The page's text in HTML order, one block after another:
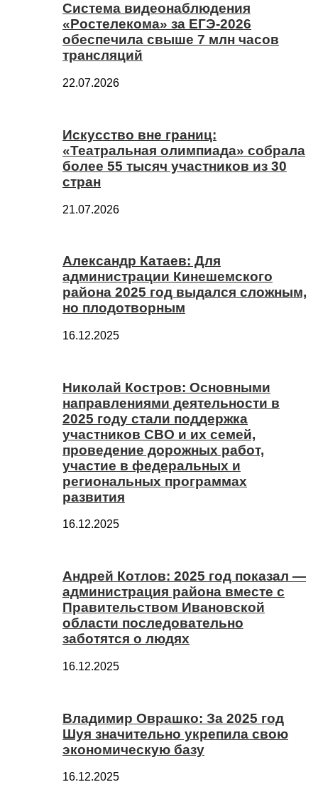
Система видеонаблюдения
«Ростелекома» за ЕГЭ-2026
обеспечила свыше 7 млн часов
трансляций
22.07.2026
Искусство вне границ:
«Театральная олимпиада» собрала
более 55 тысяч участников из 30
стран
21.07.2026
Александр Катаев: Для
администрации Кинешемского
района 2025 год выдался сложным,
но плодотворным
16.12.2025
Николай Костров: Основными
направлениями деятельности в
2025 году стали поддержка
участников СВО и их семей,
проведение дорожных работ,
участие в федеральных и
региональных программах
развития
16.12.2025
Андрей Котлов: 2025 год показал —
администрация района вместе с
Правительством Ивановской
области последовательно
заботятся о людях
16.12.2025
Владимир Оврашко: За 2025 год
Шуя значительно укрепила свою
экономическую базу
16.12.2025